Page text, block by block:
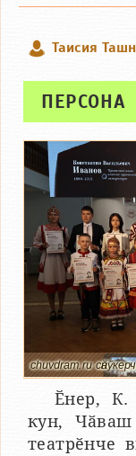
Таисия
ПЕРСОНА
chuvdram.ru
Ӗнер, К.
кун, Чӑваш
театрӗнче